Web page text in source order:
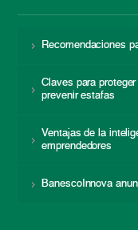
Recomendaciones
Claves para
prevenir estafas
Ventajas de la
emprendedores
BanescoInnova